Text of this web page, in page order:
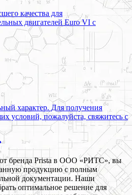
качества для
двигателей Euro VI с
характер. Для получения
условий, пожалуйста, свяжитесь с
бренда Prista в ООО «РИТС», вы
продукцию с полным
документации. Наши
оптимальное решение для